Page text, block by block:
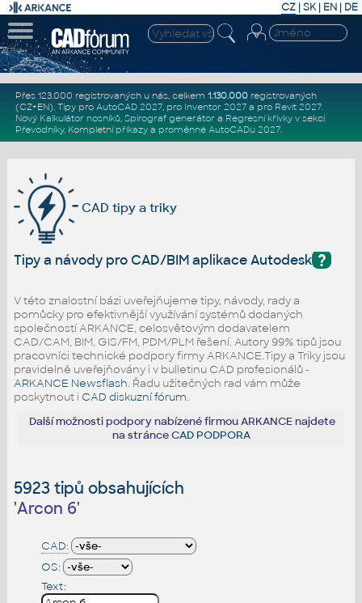
CZ | SK| EN | DE
Přes 123.000 registrovaných u nás, celkem 1.130.000registrovaných
(CZ+EN). Tipy pro AutoCAD 2027, pro Inventor 2027a pro Revit 2027.
Nový Kalkulátor nosníků, Spirograf generátor a Regresní křivkyv sekci
Převodníky. Kompletní příkazya proměnné AutoCADu 2027.
CAD tipy a triky
?
Tipy a návody pro CAD/BIM aplikace Autodesk
V této znalostní bázi uveřejňujeme tipy, návody, rady a
pomůcky pro efektivnější využívání systémů dodaných
společností ARKANCE, celosvětovým dodavatelem
CAD/CAM, BIM, GIS/FM, PDM/PLM řešení. Autory 99% tipů jsou
pracovníci technické podpory firmy ARKANCE.Tipy a Triky jsou
pravidelně uveřejňovány i v bulletinu CAD profesionálů -
ARKANCE Newsflash. Řadu užitečných rad vám může
poskytnout i CAD diskuzní fórum.
Další možnosti podpory nabízené firmou ARKANCE najdete
na stránceCAD PODPORA
5923 tipů obsahujících
'Arcon 6'
CAD:
OS:
Text: